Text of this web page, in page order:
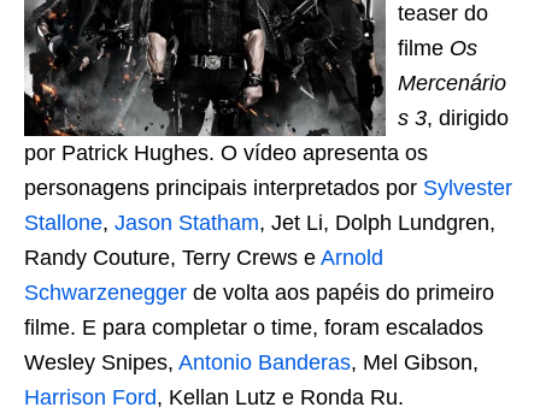
teaser do
filme Os
Mercenário
s 3, dirigido
por Patrick Hughes. O vídeo apresenta os
personagens principais interpretados por Sylvester
Stallone, Jason Statham, Jet Li, Dolph Lundgren,
Randy Couture, Terry Crews e Arnold
Schwarzenegger de volta aos papéis do primeiro
filme. E para completar o time, foram escalados
Wesley Snipes, Antonio Banderas, Mel Gibson,
Harrison Ford, Kellan Lutz e Ronda Ru.